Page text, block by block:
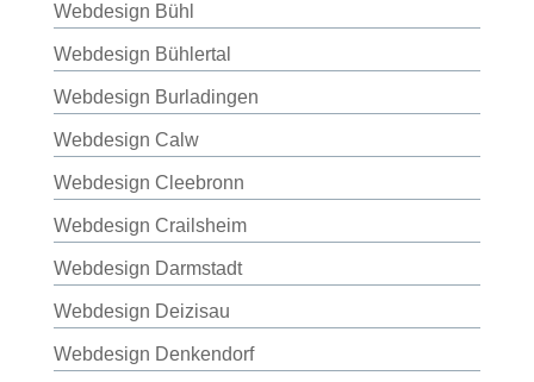
Webdesign Bühl
Webdesign Bühlertal
Webdesign Burladingen
Webdesign Calw
Webdesign Cleebronn
Webdesign Crailsheim
Webdesign Darmstadt
Webdesign Deizisau
Webdesign Denkendorf